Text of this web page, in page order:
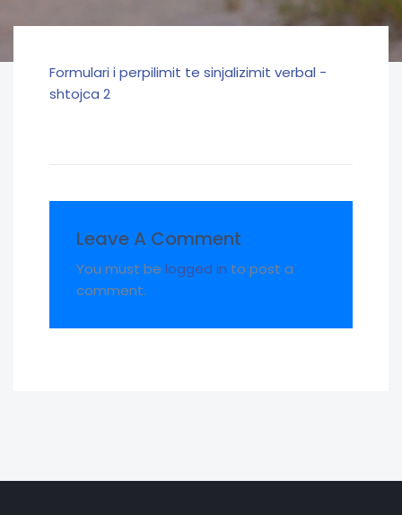
Formulari i perpilimit te sinjalizimit verbal -
shtojca 2
Leave A Comment
You must be logged in to post a
comment.